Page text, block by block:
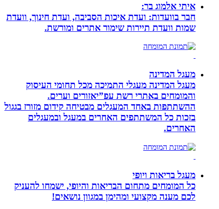
איתי אלמוג בר:
חבר בוועדות: ועדת איכות הסביבה, ועדת חינוך, וועדת
שמות וועדת תיירות שימור אתרים ומורשת.
מעגל המדינה
מעגל המדינה מעגלי התמיכה מכל תחומי העיסוק
והמומחים באתרי רשת עפ”יאזורים וערים.
ההשתתפות באחד המעגלים מבטיחה קידום מזורז בגגול
בזכות כל המשתתפים האחרים במעגל ובמעגלים
האחרים.
מעגל בריאות ויופי
כל המומחים מתחום הבריאות והיופי, ישמחו להעניק
לכם מענה מקצועי ומהימן במגוון נושאים!